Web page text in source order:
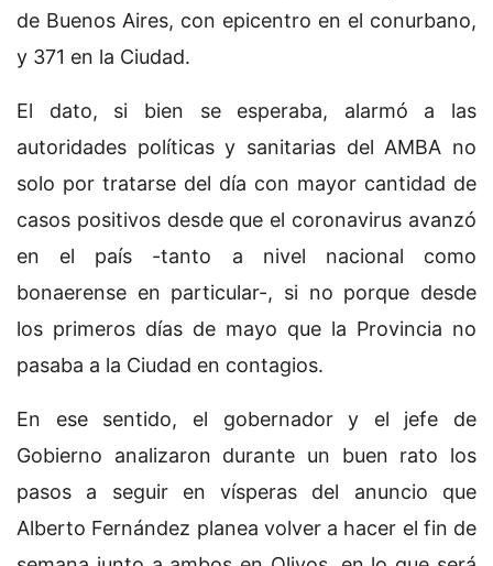
de Buenos Aires, con epicentro en el conurbano,
y 371 en la Ciudad.
El dato, si bien se esperaba, alarmó a las
autoridades políticas y sanitarias del AMBA no
solo por tratarse del día con mayor cantidad de
casos positivos desde que el coronavirus avanzó
en el país -tanto a nivel nacional como
bonaerense en particular-, si no porque desde
los primeros días de mayo que la Provincia no
pasaba a la Ciudad en contagios.
En ese sentido, el gobernador y el jefe de
Gobierno analizaron durante un buen rato los
pasos a seguir en vísperas del anuncio que
Alberto Fernández planea volver a hacer el fin de